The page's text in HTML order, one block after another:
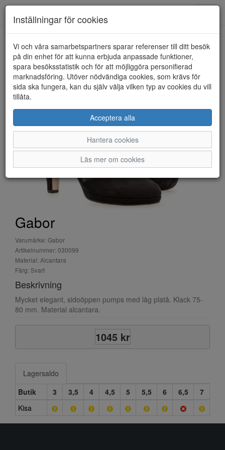
HEM GABOR
Gabor
Varumärke: Gabor
Artikelnummer: 030099
Material: Alcantara
Färg: Svart
Beskrivning
Mycket elegant, sidoöppen pumps med låg platå. Klack 75-
80 mm. Material alcantara.
1045 kr
Lagersaldo
Butik
3 3,5 4 4,5 5 5,5 6 6,5
7
Kisa
Inställningar för cookies
Vi och våra samarbetspartners sparar referenser till ditt besök
på din enhet för att kunna erbjuda anpassade funktioner,
spara besöksstatistik och för att möjliggöra personifierad
marknadsföring. Utöver nödvändiga cookies, som krävs för
sida ska fungera, kan du själv välja vilken typ av cookies du vill
tillåta.
Acceptera alla
Hantera cookies
Läs mer om cookies